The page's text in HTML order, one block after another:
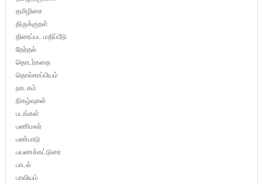
தமிழிசை
திருக்குறள்
திரைப்பட மதிப்பீடு
தேர்தல்
தொடர்கதை
தொல்காப்பியம்
நாடகம்
நிகழ்வுகள்
படங்கள்
பணிமலர்
பண்பாடு
பயணக்கட்டுரை
பாடல்
பாவியம்